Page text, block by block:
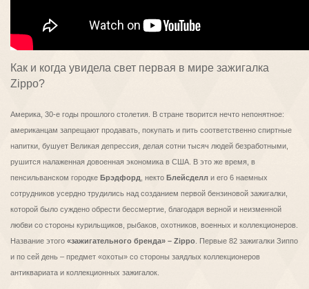
Как и когда увидела свет первая в мире зажигалка
Zippo?
Америка, 30-е годы прошлого столетия. В стране творится нечто непонятное:
американцам запрещают продавать, покупать и пить соответственно спиртные
напитки, бушует Великая депрессия, делая сотни тысяч людей безработными,
рушится налаженная довоенная экономика в США. В это же время, в
пенсильванском городке Брэдфорд , некто Блейсделл и его 6 наемных
сотрудников усердно трудились над созданием первой бензиновой зажигалки,
которой было суждено обрести бессмертие, благодаря верной и неизменной
любви со стороны курильщиков, рыбаков, охотников, военных и коллекционеров.
Название этого «зажигательного бренда» – Zippo . Первые 82 зажигалки Зиппо
и по сей день – предмет «охоты» со стороны заядлых коллекционеров
антиквариата и коллекционных зажигалок.